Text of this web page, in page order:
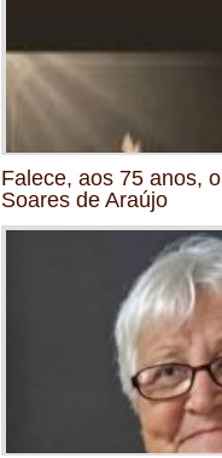
Falece, aos 75 anos,
Soares de Araújo